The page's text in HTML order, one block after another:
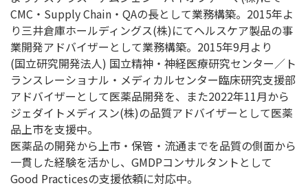
CMC・Supply Chain・QAの長として業務構築。2015年よ
り三井倉庫ホールディングス(株)にてヘルスケア製品の事
業開発アドバイザーとして業務構築。2015年9月より
(国立研究開発法人) 国立精神・神経医療研究センター／ト
ランスレーショナル・メディカルセンター臨床研究支援部
アドバイザーとして医薬品開発を、また2022年11月から
ジェダイトメディスン(株)の品質アドバイザーとして医薬
品上市を支援中。
医薬品の開発から上市・保管・流通までを品質の側面から
一貫した経験を活かし、GMDPコンサルタントとして
Good Practicesの支援依頼に対応中。